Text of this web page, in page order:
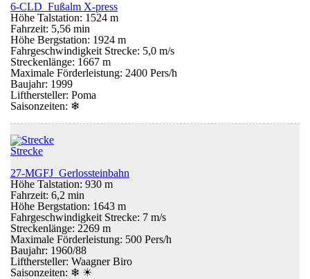
6-CLD Fußalm X-press
Höhe Talstation: 1524 m
Fahrzeit: 5,56 min
Höhe Bergstation: 1924 m
Fahrgeschwindigkeit Strecke: 5,0 m/s
Streckenlänge: 1667 m
Maximale Förderleistung: 2400 Pers/h
Baujahr: 1999
Lifthersteller: Poma
Saisonzeiten: ❄
Strecke
27-MGFJ Gerlossteinbahn
Höhe Talstation: 930 m
Fahrzeit: 6,2 min
Höhe Bergstation: 1643 m
Fahrgeschwindigkeit Strecke: 7 m/s
Streckenlänge: 2269 m
Maximale Förderleistung: 500 Pers/h
Baujahr: 1960/88
Lifthersteller: Waagner Biro
Saisonzeiten: ❄ ☀